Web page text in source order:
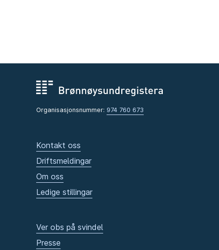
Organisasjonsnummer: 974 760 673
Kontakt oss
Driftsmeldingar
Om oss
Ledige stillingar
Ver obs på svindel
Presse